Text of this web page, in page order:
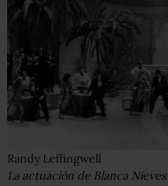
Randy Leffingwell
La actuación de Blanca